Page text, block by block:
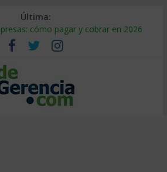
Última:
cómo pagar y cobrar en 2026
es y por qué sale tan caro
cómo auditarla a tiempo
cadena de suministro: qué hacer
EE. UU.: cómo segmentarlo y venderle